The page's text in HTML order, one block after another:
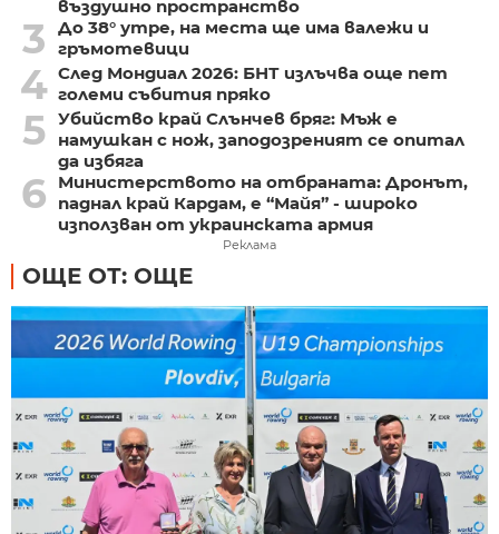
въздушно пространство
3
До 38° утре, на места ще има валежи и
гръмотевици
4 След Мондиал 2026: БНТ излъчва още пет
големи събития пряко
5 Убийство край Слънчев бряг: Мъж е
намушкан с нож, заподозреният се опитал
да избяга
6
Министерството на отбраната: Дронът,
паднал край Кардам, е “Майя” - широко
използван от украинската армия
Реклама
ОЩЕ ОТ: ОЩЕ